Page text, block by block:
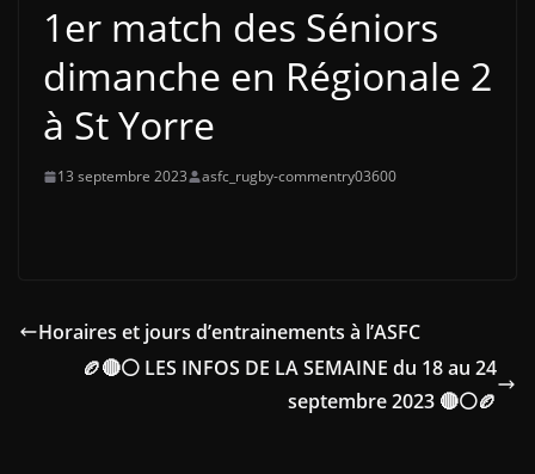
1er match des Séniors
dimanche en Régionale 2
à St Yorre
13 septembre 2023 asfc_rugby-commentry03600
Horaires et jours d’entrainements à l’ASFC
🏉🔴⚪ LES INFOS DE LA SEMAINE du 18 au 24
septembre 2023 🔴⚪🏉